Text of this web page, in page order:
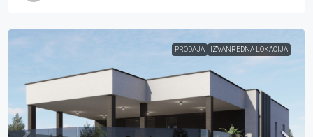
PRODAJA IZVANREDNA LOKACIJA